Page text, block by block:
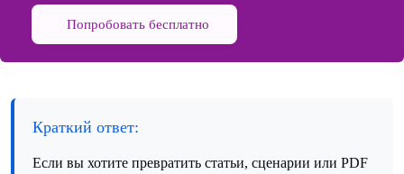
Попробовать бесплатно
Краткий ответ:
Если вы хотите превратить статьи, сценарии или PDF